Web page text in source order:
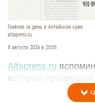
Главное за день в Алтайском крае.
altapress.ru.
8 августа 2026 в 20:05
Altapress.ru
которые произошли